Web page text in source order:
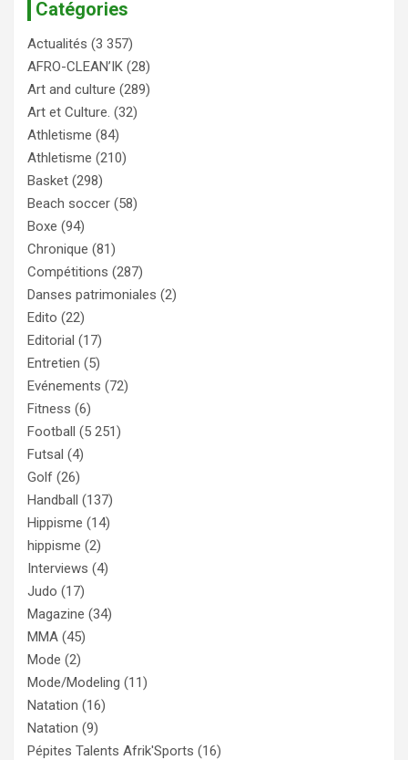
Catégories
Actualités (3 357)
AFRO-CLEAN’IK (28)
Art and culture (289)
Art et Culture. (32)
Athletisme (84)
Athletisme (210)
Basket (298)
Beach soccer (58)
Boxe (94)
Chronique (81)
Compétitions (287)
Danses patrimoniales (2)
Edito (22)
Editorial (17)
Entretien (5)
Evénements (72)
Fitness (6)
Football (5 251)
Futsal (4)
Golf (26)
Handball (137)
Hippisme (14)
hippisme (2)
Interviews (4)
Judo (17)
Magazine (34)
MMA (45)
Mode (2)
Mode/Modeling (11)
Natation (16)
Natation (9)
Pépites Talents Afrik'Sports (16)